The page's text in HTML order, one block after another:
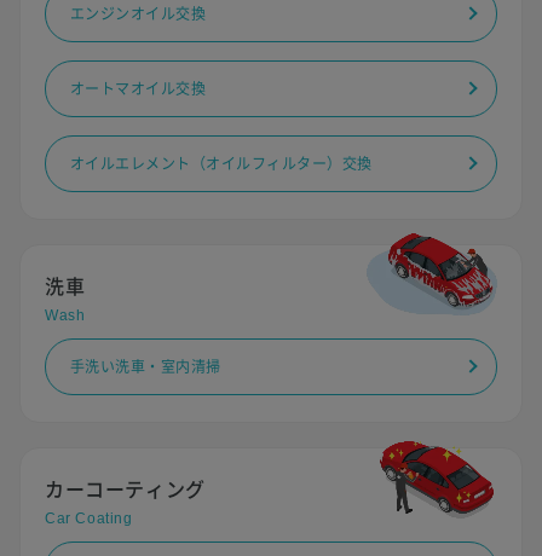
エンジンオイル交換
オートマオイル交換
オイルエレメント（オイルフィルター）交換
洗車
Wash
手洗い洗車・室内清掃
カーコーティング
Car Coating